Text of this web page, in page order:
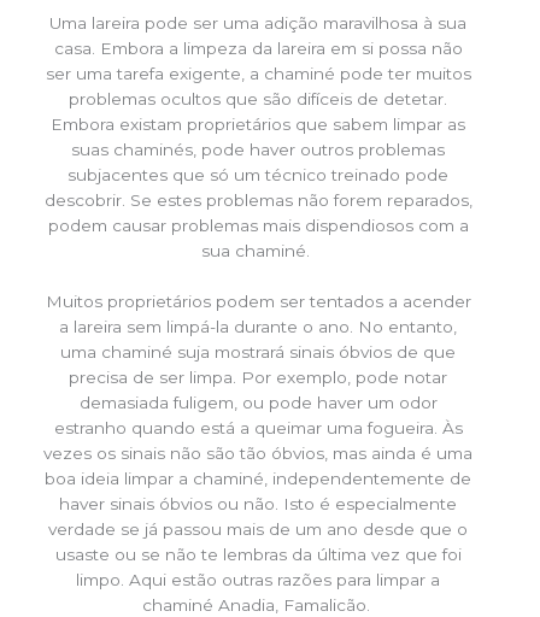
Uma lareira pode ser uma adição maravilhosa à sua
casa. Embora a limpeza da lareira em si possa não
ser uma tarefa exigente, a chaminé pode ter muitos
problemas ocultos que são difíceis de detetar.
Embora existam proprietários que sabem limpar as
suas chaminés, pode haver outros problemas
subjacentes que só um técnico treinado pode
descobrir. Se estes problemas não forem reparados,
podem causar problemas mais dispendiosos com a
sua chaminé.
Muitos proprietários podem ser tentados a acender
a lareira sem limpá-la durante o ano. No entanto,
uma chaminé suja mostrará sinais óbvios de que
precisa de ser limpa. Por exemplo, pode notar
demasiada fuligem, ou pode haver um odor
estranho quando está a queimar uma fogueira. Às
vezes os sinais não são tão óbvios, mas ainda é uma
boa ideia limpar a chaminé, independentemente de
haver sinais óbvios ou não. Isto é especialmente
verdade se já passou mais de um ano desde que o
usaste ou se não te lembras da última vez que foi
limpo. Aqui estão outras razões para limpar a
chaminé Anadia, Famalicão.